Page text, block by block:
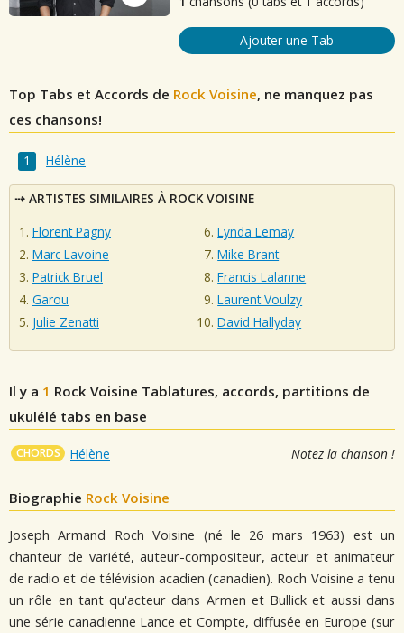
Ajouter une Tab
Top Tabs et Accords de Rock Voisine, ne manquez pas
ces chansons!
Hélène
ARTISTES SIMILAIRES À ROCK VOISINE
Florent Pagny
Marc Lavoine
Patrick Bruel
Garou
Julie Zenatti
Lynda Lemay
Mike Brant
Francis Lalanne
Laurent Voulzy
David Hallyday
Il y a 1 Rock Voisine Tablatures, accords, partitions de
ukulélé tabs en base
CHORDS Hélène Notez la chanson !
Biographie Rock Voisine
Joseph Armand Roch Voisine (né le 26 mars 1963) est un
chanteur de variété, auteur-compositeur, acteur et animateur
de radio et de télévision acadien (canadien). Roch Voisine a tenu
un rôle en tant qu'acteur dans Armen et Bullick et aussi dans
une série canadienne Lance et Compte, diffusée en Europe (sur